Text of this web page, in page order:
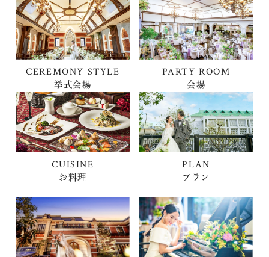
CEREMONY STYLE
挙式会場
PARTY ROOM
会場
CUISINE
お料理
PLAN
プラン